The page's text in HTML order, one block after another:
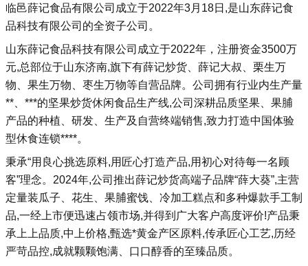
临邑薛记食品有限公司成立于2022年3月18日,是山东薛记食
品科技有限公司的全资子公司。
山东薛记食品科技有限公司成立于2022年，注册资金3500万
元,总部位于山东济南,旗下有薛记炒货、薛记大叔、栗生万
物、果生万物、枣生万物等自营品牌。公司拥有行业内生产量
**、***的坚果炒货休闲食品生产线,公司深耕品质坚果、果脯
产品的种植、研发、生产及自营终端销售,致力打造中国体验
型休食连锁****。
秉承“用良心挑选原料,用匠心打造产品,用初心对待每一名顾
客”理念。2024年,公司推出薛记炒货高端子品牌“薛大葵”,主营
定量装瓜子、花生、果脯蜜饯、冷加工糕点和多种爆款手工制
品,一经上市便迅速占领市场,并得到广大客户高度评价!产品秉
承上上品质,中上价格,甄选*黄金产区原料,传承匠心工艺,历经
严苛品控,成就颗颗饱满、口口醇香的至臻品质。